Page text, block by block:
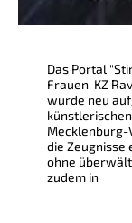
Das Portal
Frauen-KZ
wurde neu
Mecklenburg-
die Zeugnisse
ohne
zudem in